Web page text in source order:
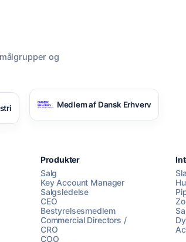
og
Medlem af Dansk Erhverv
Produkter
Salg
Key Account Manager
Salgsledelse
CEO
Bestyrelsesmedlem
Commercial Directors /
CRO
COO